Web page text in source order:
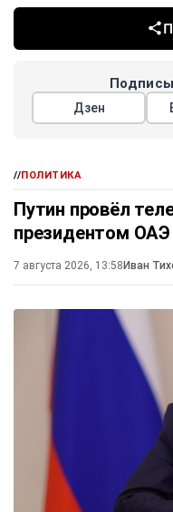
Дзен
//ПОЛИТИКА
Путин провёл
президентом ОАЭ
7 августа 2026, 13:58Иван